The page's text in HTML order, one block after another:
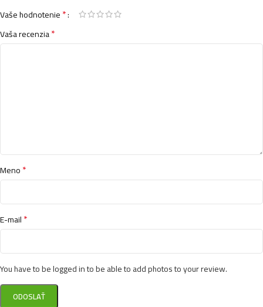
Vaše hodnotenie*
Vaša recenzia*
Meno*
E-mail*
You have to be logged in to be able to add photos to your review.